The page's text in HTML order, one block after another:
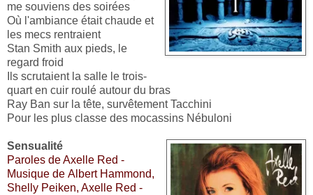
me souviens des soirées
Où l'ambiance était chaude et
les mecs rentraient
Stan Smith aux pieds, le
regard froid
Ils scrutaient la salle le trois-
quart en cuir roulé autour du bras
Ray Ban sur la tête, survêtement Tacchini
Pour les plus classe des mocassins Nébuloni
Sensualité
Paroles de Axelle Red -
Musique de Albert Hammond,
Shelly Peiken, Axelle Red -